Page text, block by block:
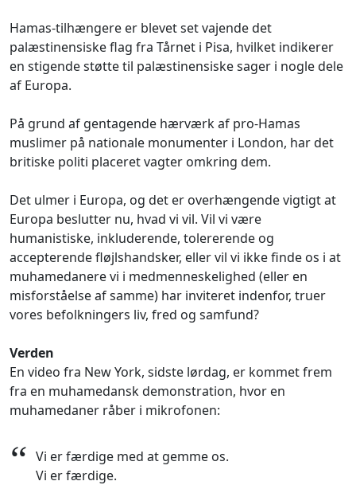
Hamas-tilhængere er blevet set vajende det
palæstinensiske flag fra Tårnet i Pisa, hvilket indikerer
en stigende støtte til palæstinensiske sager i nogle dele
af Europa.
På grund af gentagende hærværk af pro-Hamas
muslimer på nationale monumenter i London, har det
britiske politi placeret vagter omkring dem.
Det ulmer i Europa, og det er overhængende vigtigt at
Europa beslutter nu, hvad vi vil. Vil vi være
humanistiske, inkluderende, tolererende og
accepterende fløjlshandsker, eller vil vi ikke finde os i at
muhamedanere vi i medmenneskelighed (eller en
misforståelse af samme) har inviteret indenfor, truer
vores befolkningers liv, fred og samfund?
Verden
En video fra New York, sidste lørdag, er kommet frem
fra en muhamedansk demonstration, hvor en
muhamedaner råber i mikrofonen:
“ Vi er færdige med at gemme os.
Vi er færdige.